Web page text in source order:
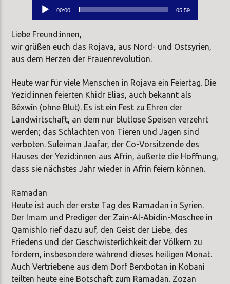
Audio-
00:00 05:59
Liebe Freund:innen,
wir grüßen euch das Rojava, aus Nord- und Ostsyrien,
aus dem Herzen der Frauenrevolution.
Heute war für viele Menschen in Rojava ein Feiertag. Die
Yezid:innen feierten Khidr Elias, auch bekannt als
Bêxwîn (ohne Blut). Es ist ein Fest zu Ehren der
Landwirtschaft, an dem nur blutlose Speisen verzehrt
werden; das Schlachten von Tieren und Jagen sind
verboten. Suleiman Jaafar, der Co-Vorsitzende des
Hauses der Yezid:innen aus Afrin, äußerte die Hoffnung,
dass sie nächstes Jahr wieder in Afrin feiern können.
Ramadan
Heute ist auch der erste Tag des Ramadan in Syrien.
Der Imam und Prediger der Zain-Al-Abidin-Moschee in
Qamishlo rief dazu auf, den Geist der Liebe, des
Friedens und der Geschwisterlichkeit der Völkern zu
fördern, insbesondere während dieses heiligen Monat.
Auch Vertriebene aus dem Dorf Berxbotan in Kobani
teilten heute eine Botschaft zum Ramadan. Zozan